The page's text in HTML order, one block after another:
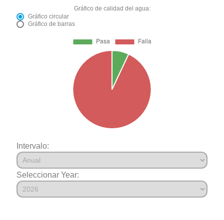
Gráfico de calidad del agua:
Gráfico circular
Gráfico de barras
Intervalo:
Seleccionar Year: